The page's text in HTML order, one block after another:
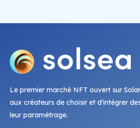
Le premier marché NFT ouvert sur
aux créateurs de choisir et d'intégrer
leur paramétrage.